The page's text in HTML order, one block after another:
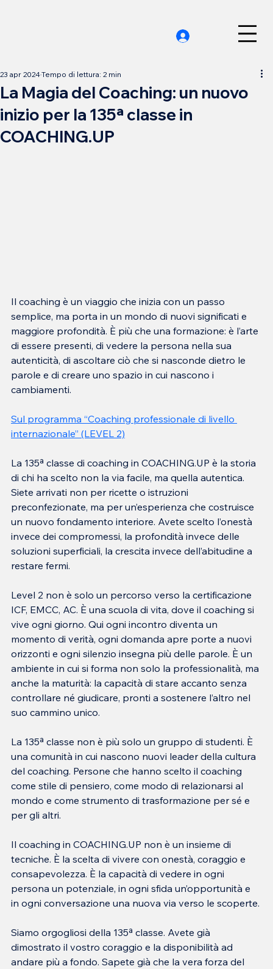
La Magia del Coaching: un nuovo
inizio per la 135ª classe in
COACHING.UP
23 apr 2024Tempo di lettura: 2 min
Il coaching è un viaggio che inizia con un passo
semplice, ma porta in un mondo di nuovi significati e
maggiore profondità. È più che una formazione: è l’arte
di essere presenti, di vedere la persona nella sua
autenticità, di ascoltare ciò che si nasconde dietro le
parole e di creare uno spazio in cui nascono i
cambiamenti.
Sul programma “Coaching professionale di livello
internazionale” (LEVEL 2)
La 135ª classe di coaching in COACHING.UP è la storia
di chi ha scelto non la via facile, ma quella autentica.
Siete arrivati non per ricette o istruzioni
preconfezionate, ma per un’esperienza che costruisce
un nuovo fondamento interiore. Avete scelto l’onestà
invece dei compromessi, la profondità invece delle
soluzioni superficiali, la crescita invece dell’abitudine a
restare fermi.
Level 2 non è solo un percorso verso la certificazione
ICF, EMCC, AC. È una scuola di vita, dove il coaching si
vive ogni giorno. Qui ogni incontro diventa un
momento di verità, ogni domanda apre porte a nuovi
orizzonti e ogni silenzio insegna più delle parole. È un
ambiente in cui si forma non solo la professionalità, ma
anche la maturità: la capacità di stare accanto senza
controllare né giudicare, pronti a sostenere l’altro nel
suo cammino unico.
La 135ª classe non è più solo un gruppo di studenti. È
una comunità in cui nascono nuovi leader della cultura
del coaching. Persone che hanno scelto il coaching
come stile di pensiero, come modo di relazionarsi al
mondo e come strumento di trasformazione per sé e
per gli altri.
Il coaching in COACHING.UP non è un insieme di
tecniche. È la scelta di vivere con onestà, coraggio e
consapevolezza. È la capacità di vedere in ogni
persona un potenziale, in ogni sfida un’opportunità e
in ogni conversazione una nuova via verso le scoperte.
Siamo orgogliosi della 135ª classe. Avete già
dimostrato il vostro coraggio e la disponibilità ad
andare più a fondo. Sapete già che la vera forza del